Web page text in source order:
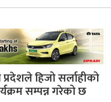
हिजो सर्लाहीको
सम्पन्न गरेको छ